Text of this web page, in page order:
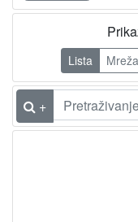
Lista Mreža
+